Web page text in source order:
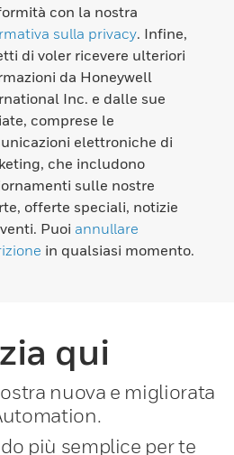
con la nostra
sulla privacy. Infine,
di voler ricevere ulteriori
da Honeywell
Inc. e dalle sue
comprese le
elettroniche di
che includono
sulle nostre
offerte speciali, notizie
Puoi annullare
in qualsiasi momento.
qui
nuova e migliorata
più semplice per te